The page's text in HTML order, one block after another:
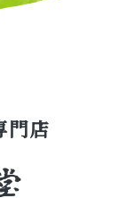
門店